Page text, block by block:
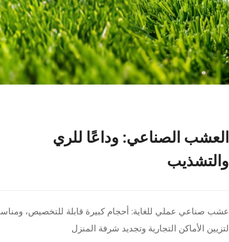
العشب الصناعي: وداعًا للري
والتشذيب
عشب صناعي عملي للغاية: أحجام كبيرة قابلة للتخصيص،
لتزيين الأماكن التجارية وتجديد شرفة المنزل